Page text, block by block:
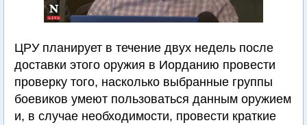
ЦРУ планирует в течение двух недель после
доставки этого оружия в Иорданию провести
проверку того, насколько выбранные группы
боевиков умеют пользоваться данным оружием
и, в случае необходимости, провести краткие